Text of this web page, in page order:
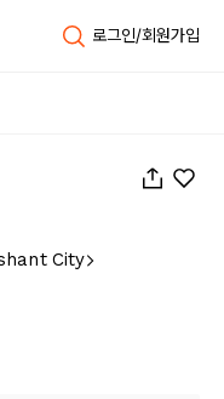
로그인/회원가입
City